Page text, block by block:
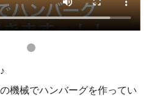
機械でハンバーグを作ってい